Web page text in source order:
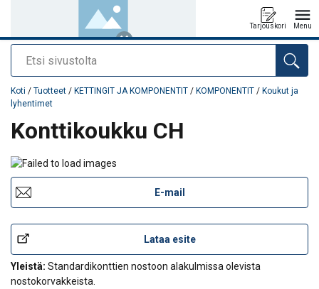
Etsi
Tarjouskori Menu
Tuote lisätty tarjouspyyntöön
Koti / Tuotteet / KETTINGIT JA KOMPONENTIT / KOMPONENTIT / Koukut ja
lyhentimet
Konttikoukku CH
E-mail
Lataa esite
Yleistä: Standardikonttien nostoon alakulmissa olevista
nostokorvakkeista.